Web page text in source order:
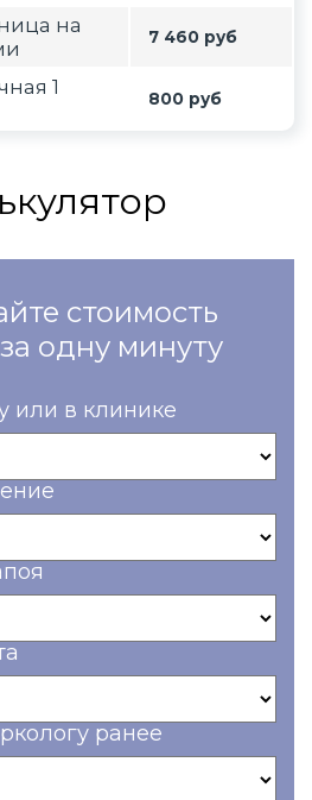
на
7 460 руб
1
800 руб
стоимость
одну минуту
или в клинике
ранее